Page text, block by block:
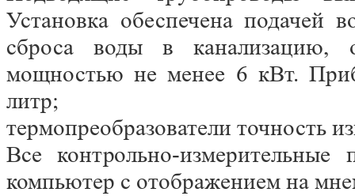
Установка обеспечена подачей
сброса воды в канализацию,
мощностью не менее 6 кВт.
литр;
термопреобразователи точность
Все контрольно-
компьютер с отображением на